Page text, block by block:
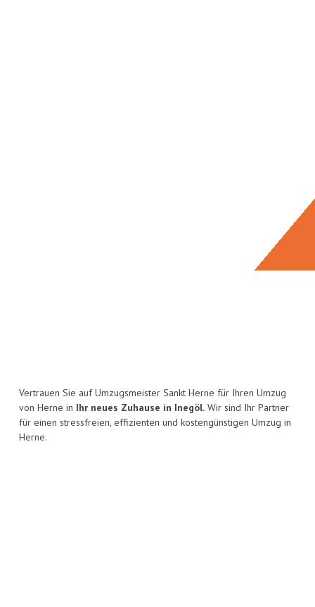
Vertrauen Sie auf Umzugsmeister Sankt Herne für Ihren Umzug
von Herne in Ihr neues Zuhause in Inegöl. Wir sind Ihr Partner
für einen stressfreien, effizienten und kostengünstigen Umzug in
Herne.